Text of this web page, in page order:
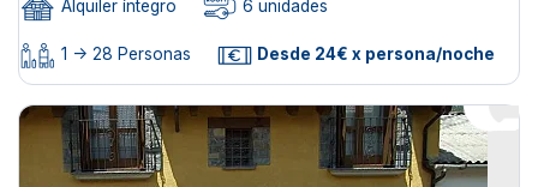
Alquiler íntegro 6 unidades
1 -> 28 Personas Desde 24€ x persona/noche